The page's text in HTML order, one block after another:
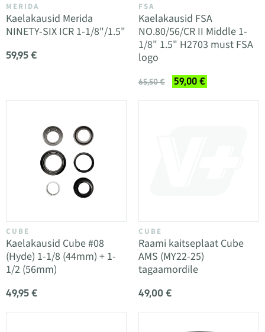
MERIDA
Kaelakausid Merida
NINETY-SIX ICR 1-1/8"/1.5"
59,95 €
FSA
Kaelakausid FSA
NO.80/56/CR II Middle 1-
1/8" 1.5" H2703 must FSA
logo
65,50 € 59,00 €
CUBE
Kaelakausid Cube #08
(Hyde) 1-1/8 (44mm) + 1-
1/2 (56mm)
49,95 €
CUBE
Raami kaitseplaat Cube
AMS (MY22-25)
tagaamordile
49,00 €